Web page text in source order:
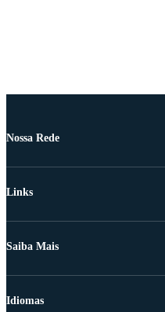
Nossa Rede
Links
Saiba Mais
Idiomas